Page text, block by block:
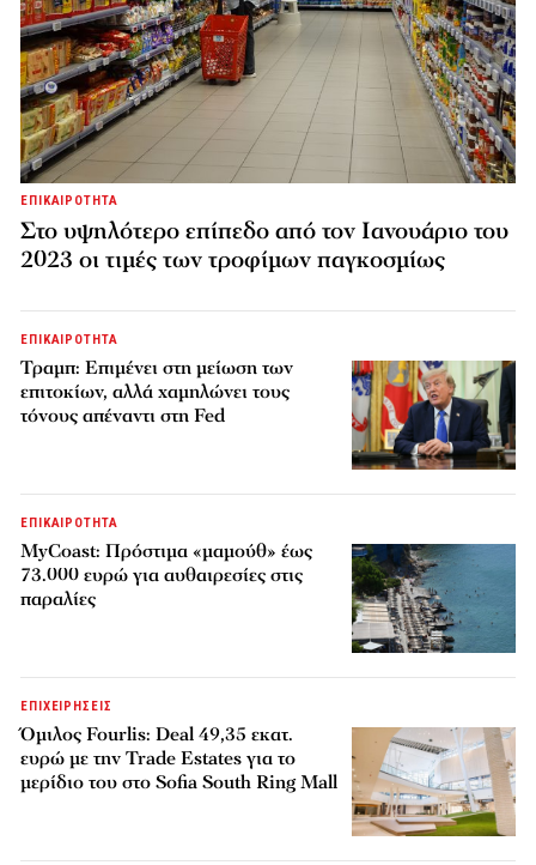
ΕΠΙΚΑΙΡΟΤΗΤΑ
Στο υψηλότερο επίπεδο από τον Ιανουάριο του
2023 οι τιμές των τροφίμων παγκοσμίως
ΕΠΙΚΑΙΡΟΤΗΤΑ
Τραμπ: Επιμένει στη μείωση των
επιτοκίων, αλλά χαμηλώνει τους
τόνους απέναντι στη Fed
ΕΠΙΚΑΙΡΟΤΗΤΑ
MyCoast: Πρόστιμα «μαμούθ» έως
73.000 ευρώ για αυθαιρεσίες στις
παραλίες
ΕΠΙΧΕΙΡΗΣΕΙΣ
Όμιλος Fourlis: Deal 49,35 εκατ.
ευρώ με την Trade Estates για το
μερίδιο του στο Sofia South Ring Mall